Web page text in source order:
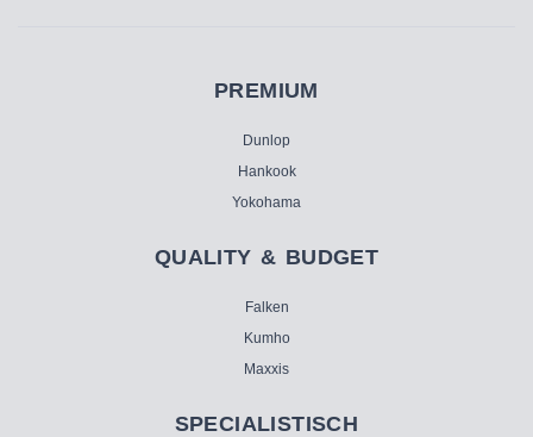
PREMIUM
Dunlop
Hankook
Yokohama
QUALITY & BUDGET
Falken
Kumho
Maxxis
SPECIALISTISCH